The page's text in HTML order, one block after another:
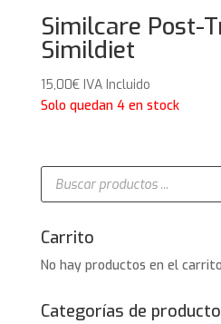
Similcare Post-
Simildiet
15,00€ IVA Incluido
Solo quedan 4 en stock
Búsqueda
productos
Carrito
No hay productos en el
Categorías de